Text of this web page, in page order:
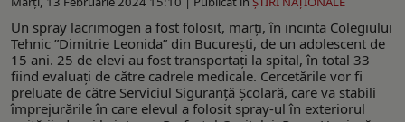
Un spray lacrimogen a fost folosit, marţi, în incinta Colegiului
Tehnic ”Dimitrie Leonida” din Bucureşti, de un adolescent de
15 ani. 25 de elevi au fost transportaţi la spital, în total 33
fiind evaluaţi de către cadrele medicale. Cercetările vor fi
preluate de către Serviciul Siguranţă Şcolară, care va stabili
împrejurările în care elevul a folosit spray-ul în exteriorul